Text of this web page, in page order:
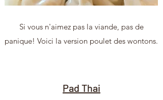
Si vous n'aimez pas la viande, pas de
panique! Voici la version poulet des wontons.
Pad Thai